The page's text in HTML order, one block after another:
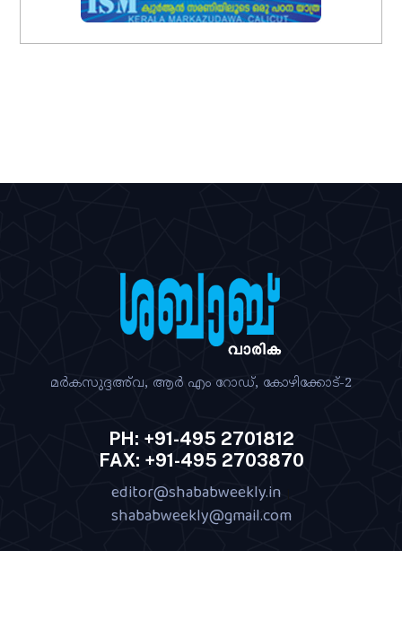
മര്‍കസുദ്ദഅ്‌വ, ആര്‍ എം റോഡ്‌, കോഴിക്കോട്‌-2
PH: +91-495 2701812
FAX: +91-495 2703870
editor@shababweekly.in
shababweekly@gmail.com
Terms of Use Privacy Policy Shipping Policy